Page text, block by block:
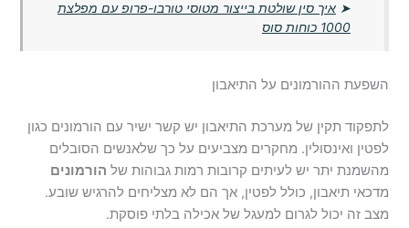
➤איך סין שולטת בייצור מטוסי טורבו-פרופ עם מפלצת
1000 כוחות סוס
השפעת ההורמונים על התיאבון
לתפקוד תקין של מערכת התיאבון יש קשר ישיר עם הורמונים כגון
לפטין ואינסולין. מחקרים מצביעים על כך שלאנשים הסובלים
מהשמנת יתר יש לעיתים קרובות רמות גבוהות של הורמונים
מדכאי תיאבון, כולל לפטין, אך הם לא מצליחים להרגיש שובע.
מצב זה יכול לגרום למעגל של אכילה בלתי פוסקת.